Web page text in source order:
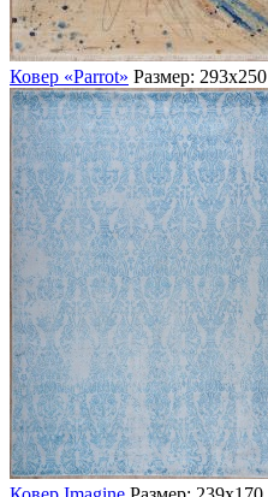
Ковер «Parrot» Размер: 293х250